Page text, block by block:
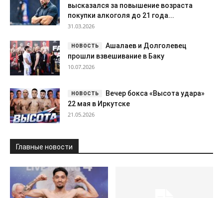
высказался за повышение возраста
покупки алкоголя до 21 года...
31.03.2026
Ашалаев и Долголевец
прошли взвешивание в Баку
10.07.2026
Вечер бокса «Высота удара»
22 мая в Иркутске
21.05.2026
Главные новости